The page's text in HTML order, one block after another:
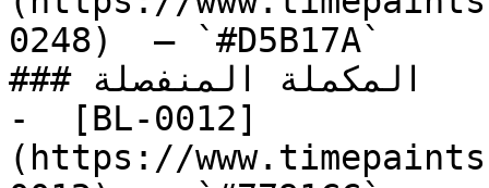
0248)  — `#D5B17A`
### المكملة المنفصلة
-  [BL-0012]
(https://